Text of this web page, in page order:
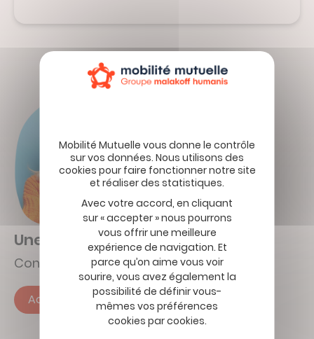
Une question ?
Consultez notre foire aux questions
Accéder à notre foire aux questions
Avec votre accord, en cliquant
sur « accepter » nous pourrons
vous offrir une meilleure
expérience de navigation. Et
parce qu’on aime vous voir
sourire, vous avez également la
possibilité de définir vous-
mêmes vos préférences
cookies par cookies.